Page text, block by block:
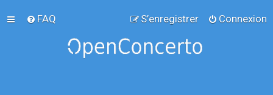
FAQ Connexion
S’enregistrer